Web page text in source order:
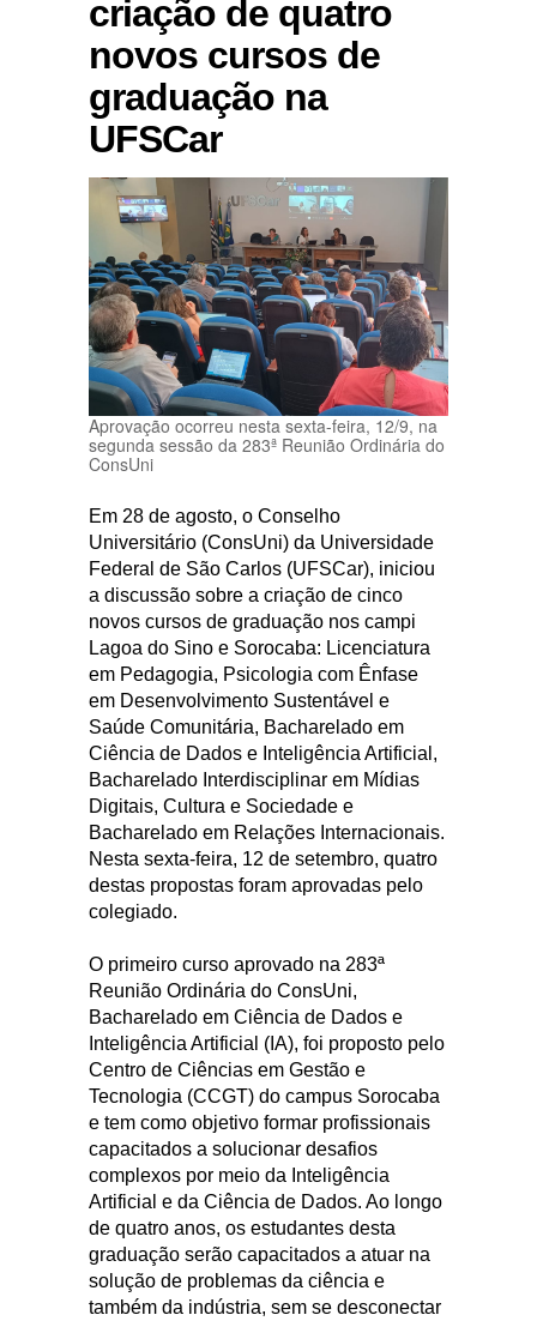
criação de quatro
novos cursos de
graduação na
UFSCar
Aprovação ocorreu nesta sexta-feira, 12/9, na
segunda sessão da 283ª Reunião Ordinária do
ConsUni
Em 28 de agosto, o Conselho
Universitário (ConsUni) da Universidade
Federal de São Carlos (UFSCar), iniciou
a discussão sobre a criação de cinco
novos cursos de graduação nos campi
Lagoa do Sino e Sorocaba: Licenciatura
em Pedagogia, Psicologia com Ênfase
em Desenvolvimento Sustentável e
Saúde Comunitária, Bacharelado em
Ciência de Dados e Inteligência Artificial,
Bacharelado Interdisciplinar em Mídias
Digitais, Cultura e Sociedade e
Bacharelado em Relações Internacionais.
Nesta sexta-feira, 12 de setembro, quatro
destas propostas foram aprovadas pelo
colegiado.
O primeiro curso aprovado na 283ª
Reunião Ordinária do ConsUni,
Bacharelado em Ciência de Dados e
Inteligência Artificial (IA), foi proposto pelo
Centro de Ciências em Gestão e
Tecnologia (CCGT) do campus Sorocaba
e tem como objetivo formar profissionais
capacitados a solucionar desafios
complexos por meio da Inteligência
Artificial e da Ciência de Dados. Ao longo
de quatro anos, os estudantes desta
graduação serão capacitados a atuar na
solução de problemas da ciência e
também da indústria, sem se desconectar